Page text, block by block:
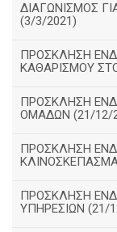
ΔΙΑΓΩΝΙΣΜΟΣ
(3/3/2021)
ΠΡΟΣΚΛΗΣΗ
ΚΑΘΑΡΙΣΜΟΥ
ΠΡΟΣΚΛΗΣΗ
ΟΜΑΔΩΝ (21/12/
ΠΡΟΣΚΛΗΣΗ
ΠΡΟΣΚΛΗΣΗ
ΥΠΗΡΕΣΙΩΝ (21/